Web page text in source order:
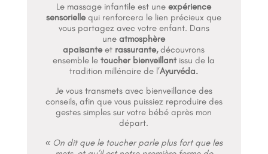
Le massage infantile est uneexpérience
sensoriellequi renforcera le lien précieux que
vous partagez avec votre enfant. Dans
uneatmosphère
apaisanteet rassurante,découvrons
ensemble letoucher bienveillant issu de la
tradition millénaire de l’Ayurvéda.
Je vous transmets avec bienveillance des
conseils, afin que vous puissiez reproduire des
gestes simples sur votre bébé après mon
départ.
« On dit que le toucher parle plus fort que les